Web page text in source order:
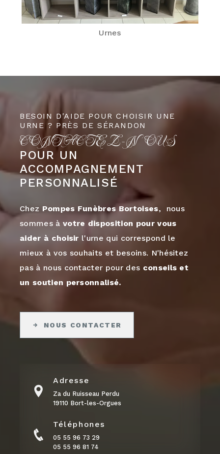
Urnes
BESOIN D'AIDE POUR CHOISIR UNE
URNE ? PRÈS DE SÉRANDON
CONTACTEZ-NOUS
POUR UN
ACCOMPAGNEMENT
PERSONNALISÉ
Chez Pompes Funèbres Bortoises, nous
sommes à votre disposition pour vous
aider à choisir l'urne qui correspond le
mieux à vos souhaits et besoins. N'hésitez
pas à nous contacter pour des conseils et
un soutien personnalisé.
NOUS CONTACTER
Adresse
Za du Ruisseau Perdu
19110 Bort-les-Orgues
Téléphones
05 55 96 73 29
05 55 96 81 74